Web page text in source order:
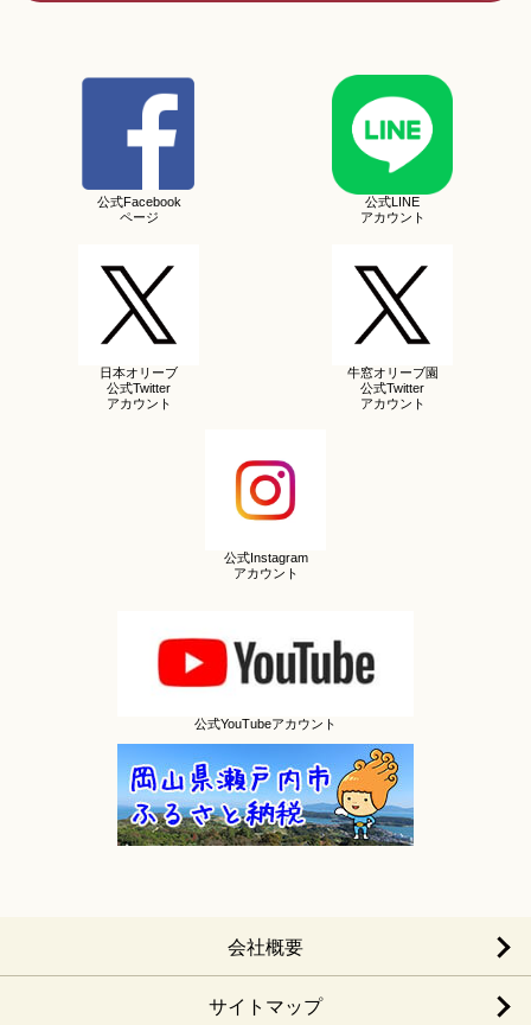
公式Facebook
ページ
公式LINE
アカウント
日本オリーブ
公式Twitter
アカウント
牛窓オリーブ園
公式Twitter
アカウント
公式Instagram
アカウント
公式YouTubeアカウント
会社概要
サイトマップ